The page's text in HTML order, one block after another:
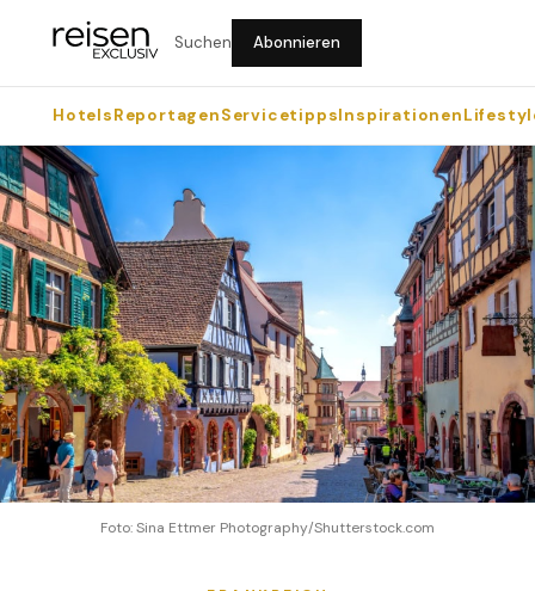
Suchen Abonnieren
HotelsReportagenServicetippsInspirationen
Foto: Sina Ettmer Photography/Shutterstock.com